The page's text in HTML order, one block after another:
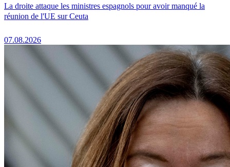
La droite attaque les ministres espagnols pour avoir manqué la
réunion de l'UE sur Ceuta
07.08.2026